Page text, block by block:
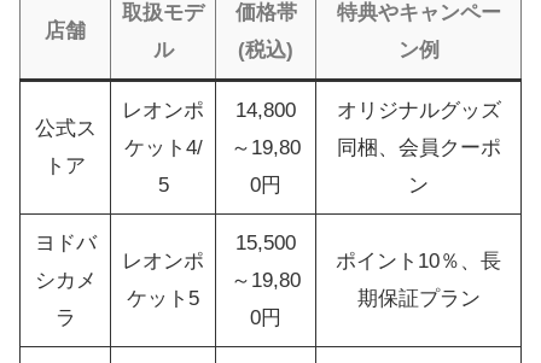
店舗
取扱モデ
ル
価格帯
(税込)
特典やキャンペー
ン例
公式ス
トア
レオンポ
ケット4/
5
14,800
～19,80
0円
オリジナルグッズ
同梱、会員クーポ
ン
ヨドバ
シカメ
ラ
レオンポ
ケット5
15,500
～19,80
0円
ポイント10％、長
期保証プラン